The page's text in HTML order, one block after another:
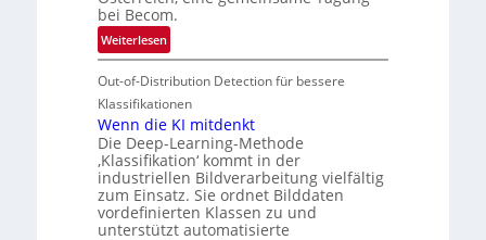
e
i
t
e
V
I
S
I
O
N
T
e
c
h
T
T
o
u
r
a
u
f
d
e
bei Becom.
Weiterlesen:
T
a
g
u
n
g
z
u
E
Out-of-Distribution Detection für bessere
Klassifikationen
Wenn die KI mitdenkt
Die Deep-Learning-Methode
‚Klassifikation‘ kommt in der
industriellen Bildverarbeitung vielfältig
zum Einsatz. Sie ordnet Bilddaten
vordefinierten Klassen zu und
unterstützt automatisierte